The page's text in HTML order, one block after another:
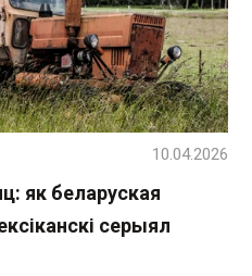
як беларуская
серыял
10.04.2026